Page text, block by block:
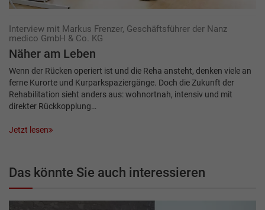
Interview mit Markus Frenzer, Geschäftsführer der Nanz
medico GmbH & Co. KG
Näher am Leben
Wenn der Rücken operiert ist und die Reha ansteht, denken viele an
ferne Kurorte und Kurparkspaziergänge. Doch die Zukunft der
Rehabilitation sieht anders aus: wohnortnah, intensiv und mit
direkter Rückkopplung…
Jetzt lesen
Das könnte Sie auch interessieren